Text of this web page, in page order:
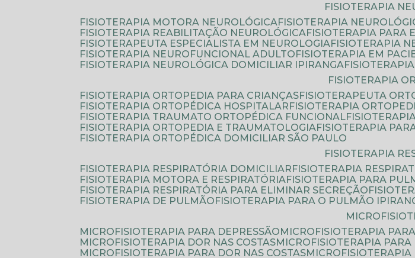
FISIOTERAPIA
FISIOTERAPIA MOTORA NEUROLÓGICA
FISIOTERAPIA
FISIOTERAPIA REABILITAÇÃO NEUROLÓGICA
FISIOTERAPIA PARA
FISIOTERAPEUTA ESPECIALISTA EM NEUROLOGIA
FISIOTERAPIA
FISIOTERAPIA NEUROFUNCIONAL ADULTO
FISIOTERAPIA EM
FISIOTERAPIA NEUROLÓGICA DOMICILIAR IPIRANGA
FISIOTERAPIA
FISIOTERAPIA ORTOPEDIA PARA CRIANÇAS
FISIOTERAPEUTA
FISIOTERAPIA ORTOPÉDICA HOSPITALAR
FISIOTERAPIA
FISIOTERAPIA TRAUMATO ORTOPÉDICA FUNCIONAL
FISIOTERAPIA ORTOPEDIA E TRAUMATOLOGIA
FISIOTERAPIA
FISIOTERAPIA ORTOPÉDICA DOMICILIAR SÃO PAULO
FISIOTERAPIA
FISIOTERAPIA RESPIRATÓRIA DOMICILIAR
FISIOTERAPIA
FISIOTERAPIA MOTORA E RESPIRATÓRIA
FISIOTERAPIA PARA
FISIOTERAPIA RESPIRATÓRIA PARA ELIMINAR SECREÇÃO
FISIOTERAPIA DE PULMÃO
FISIOTERAPIA PARA O PULMÃO
MICROFISIOTERAPIA PARA DEPRESSÃO
MICROFISIOTERAPIA
MICROFISIOTERAPIA DOR NAS COSTAS
MICROFISIOTERAPIA
MICROFISIOTERAPIA PARA DOR NAS COSTAS